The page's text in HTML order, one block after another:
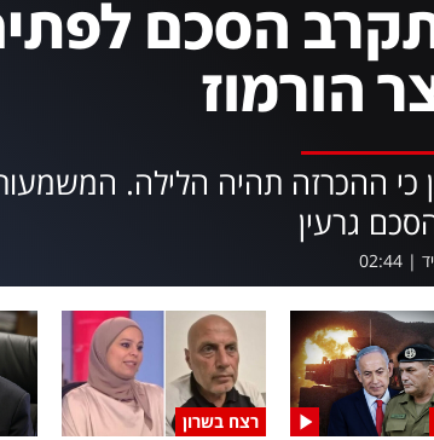
הסכם
הורמוז
כי ההכרזה תהיה הלילה.
גרעין
|
02:44
רצח בשרון